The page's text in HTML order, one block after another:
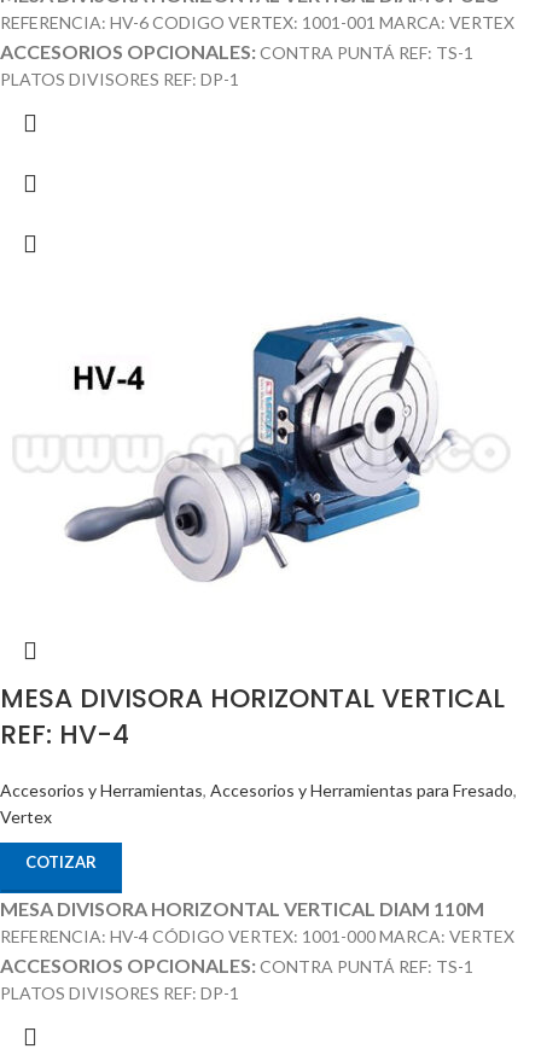
REFERENCIA: HV-6 CODIGO VERTEX: 1001-001 MARCA: VERTEX
ACCESORIOS OPCIONALES:CONTRA PUNTÁ REF: TS-1
PLATOS DIVISORES REF: DP-1
MESA DIVISORA HORIZONTAL VERTICAL
REF: HV-4
Accesorios y Herramientas, Accesorios y Herramientas para Fresado,
Vertex
COTIZAR
MESA DIVISORA HORIZONTAL VERTICAL DIAM 110M
REFERENCIA: HV-4 CÓDIGO VERTEX: 1001-000 MARCA: VERTEX
ACCESORIOS OPCIONALES:CONTRA PUNTÁ REF: TS-1
PLATOS DIVISORES REF: DP-1